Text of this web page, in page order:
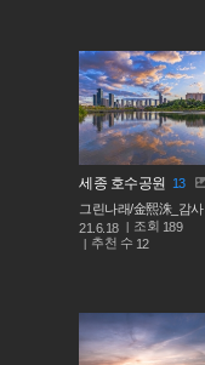
세종 호수공원 13
그린나래/金熙洙_감사
21.6.18
조회 189
추천 수 12